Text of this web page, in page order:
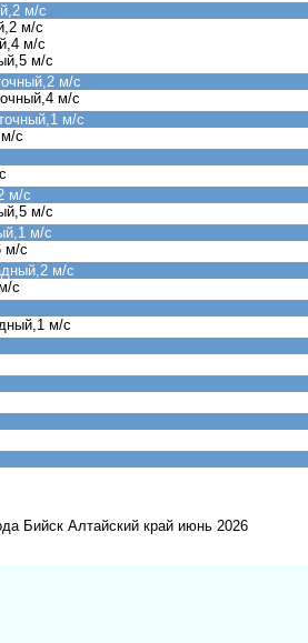
м/с
м/с
м/с
м/с
м/с
м/с
м/с
с
м/с
м/с
м/с
м/с
м/с
с
м/с
Бийск Алтайский край июнь 2026